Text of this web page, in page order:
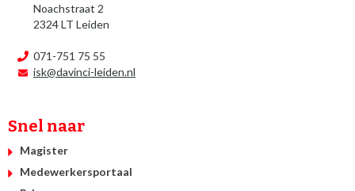
Noachstraat 2
2324 LT Leiden
071-751 75 55
isk@davinci-leiden.nl
Snel naar
Magister
Medewerkersportaal